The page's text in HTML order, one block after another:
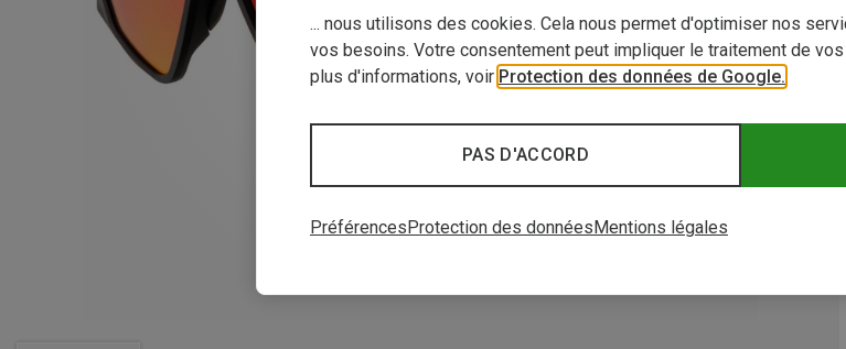
... nous utilisons des cookies. Cela nous permet d'optimiser nos
vos besoins. Votre consentement peut impliquer le traitement de
plus d'informations, voir Protection des données de Google.
PAS D'ACCORD
PréférencesProtection des donnéesMentions légales